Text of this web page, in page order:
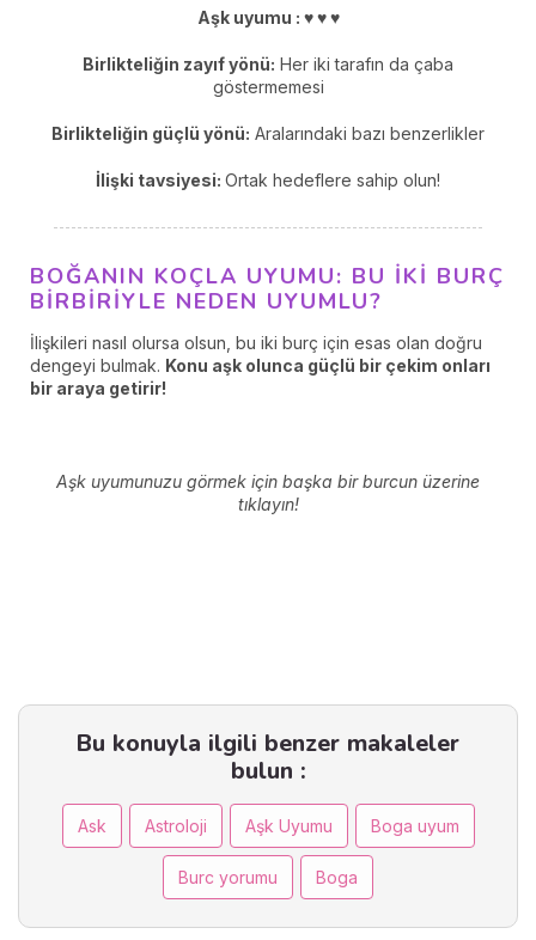
Aşk uyumu : ♥ ♥ ♥
Birlikteliğin zayıf yönü: Her iki tarafın da çaba
göstermemesi
Birlikteliğin güçlü yönü: Aralarındaki bazı benzerlikler
İlişki tavsiyesi: Ortak hedeflere sahip olun!
BOĞANIN KOÇLA UYUMU: BU IKI BURÇ
BIRBIRIYLE NEDEN UYUMLU?
İlişkileri nasıl olursa olsun, bu iki burç için esas olan doğru
dengeyi bulmak. Konu aşk olunca güçlü bir çekim onları
bir araya getirir!
Aşk uyumunuzu görmek için başka bir burcun üzerine
tıklayın!
Bu konuyla ilgili benzer makaleler
bulun :
Ask Astroloji Aşk Uyumu Boga uyum
Burc yorumu Boga